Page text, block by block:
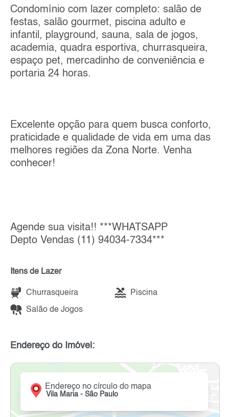
Condomínio com lazer completo: salão de
festas, salão gourmet, piscina adulto e
infantil, playground, sauna, sala de jogos,
academia, quadra esportiva, churrasqueira,
espaço pet, mercadinho de conveniência e
portaria 24 horas.
Excelente opção para quem busca conforto,
praticidade e qualidade de vida em uma das
melhores regiões da Zona Norte. Venha
conhecer!
Agende sua visita!! ***WHATSAPP
Depto Vendas (11) 94034-7334***
Itens de Lazer
Churrasqueira Piscina
Salão de Jogos
Endereço do Imóvel:
Endereço no círculo do mapa
Vila Maria - São Paulo